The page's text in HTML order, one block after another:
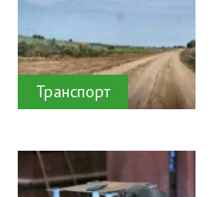
Транспорт